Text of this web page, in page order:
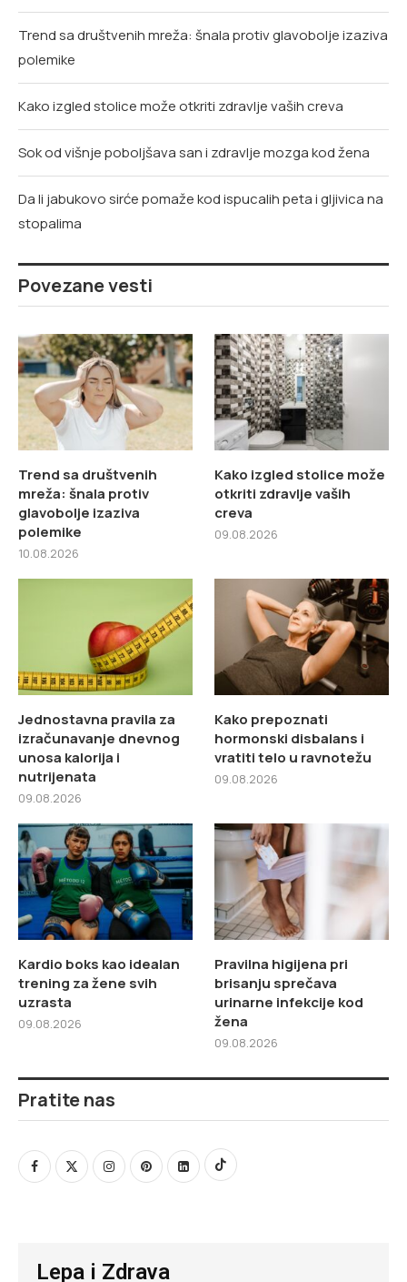
Trend sa društvenih mreža: šnala protiv glavobolje izaziva
polemike
Kako izgled stolice može otkriti zdravlje vaših creva
Sok od višnje poboljšava san i zdravlje mozga kod žena
Da li jabukovo sirće pomaže kod ispucalih peta i gljivica na
stopalima
Povezane vesti
Trend sa društvenih
mreža: šnala protiv
glavobolje izaziva
polemike
10.08.2026
Kako izgled stolice može
otkriti zdravlje vaših
creva
09.08.2026
Jednostavna pravila za
izračunavanje dnevnog
unosa kalorija i
nutrijenata
09.08.2026
Kako prepoznati
hormonski disbalans i
vratiti telo u ravnotežu
09.08.2026
Kardio boks kao idealan
trening za žene svih
uzrasta
09.08.2026
Pravilna higijena pri
brisanju sprečava
urinarne infekcije kod
žena
09.08.2026
Pratite nas
Lepa i Zdrava